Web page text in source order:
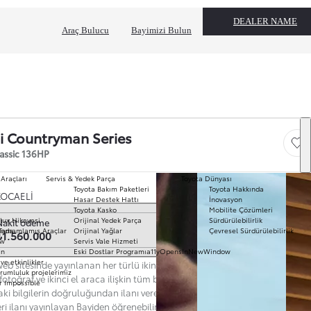
Araç Bulucu Bayimizi Bulun
DEALER NAME
Servis & Yedek Parça
Toyota Bakım Paketleri
Hasar Destek Hattı
Toyota Kasko
Orijinal Yedek Parça
Orijinal Yağlar
Servis Vale Hizmeti
Eski Dostlar Programıa11yOpensInNewWindow
Hikayesi
Araçlar
etkinlikler
projelerimiz
Impossible
Toyota Dünyası
Toyota Hakkında
İnovasyon
Mobilite Çözümleri
Sürdürülebilirlik
Çevresel Sürdürülebilirlik
Countryman Series
136HP
seç ödeme
sitesinde yayınlanan her türlü ikinci el araç ilanına ilişkin açıklama,
ve ikinci el araca ilişkin tüm bilgiler ilanı yayınlayan Bayi’ye aittir.
bilgilerin doğruluğundan ilanı veren Bayi sorumludur. Güncel ve nihai
ilanı yayınlayan Bayiden öğrenebilirsiniz. Web Sitesi'nde yer alan